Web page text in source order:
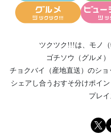
ツクツク!!!は、 モノ（
ゴチソウ（グルメ）
チョクバイ（産地直送） のショ
シェアし合う おすそ分けポイ
プレイ